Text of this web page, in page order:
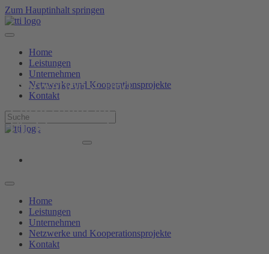
Zum Hauptinhalt springen
Home
Leistungen
Unternehmen
Netzwerke und Kooperationsprojekte
Kontakt
Home
Leistungen
Unternehmen
Netzwerke und Kooperationsprojekte
Kontakt
Innovations- und
Fördermittelberatung
für kleine und mittlere
Unternehmen (KMU)